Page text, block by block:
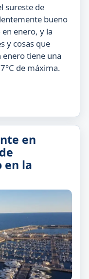
sureste de
bueno
enero, y la
y cosas que
enero tiene una
de máxima.
en
en la